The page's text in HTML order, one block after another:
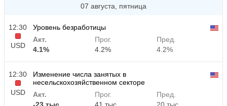
07 августа, пятница
12:30
USD
Уровень безработицы
Акт.
4.1%
Прог.
4.2%
Пред.
4.2%
12:30
USD
Изменение числа занятых в
несельскохозяйственном секторе
Акт.
Прог.
Пред.